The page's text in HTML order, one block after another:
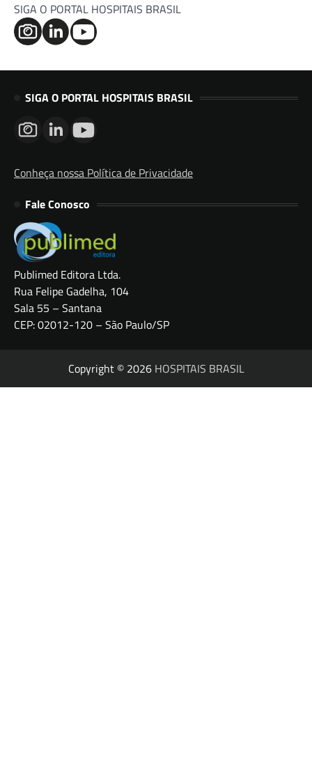
SIGA O PORTAL HOSPITAIS BRASIL
SIGA O PORTAL HOSPITAIS BRASIL
Conheça nossa Política de Privacidade
Fale Conosco
Publimed Editora Ltda.
Rua Felipe Gadelha, 104
Sala 55 – Santana
CEP: 02012-120 – São Paulo/SP
Copyright © 2026 HOSPITAIS BRASIL